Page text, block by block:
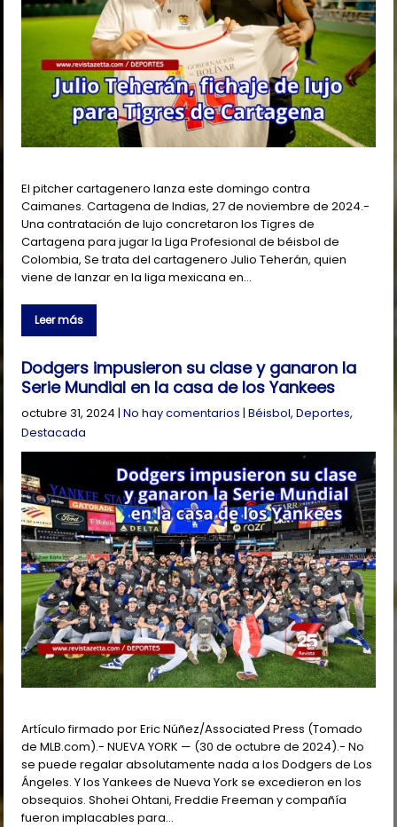
El pitcher cartagenero lanza este domingo contra
Caimanes. Cartagena de Indias, 27 de noviembre de 2024.-
Una contratación de lujo concretaron los Tigres de
Cartagena para jugar la Liga Profesional de béisbol de
Colombia, Se trata del cartagenero Julio Teherán, quien
viene de lanzar en la liga mexicana en…
Leer más
Dodgers impusieron su clase y ganaron la
Serie Mundial en la casa de los Yankees
octubre 31, 2024 |No hay comentarios |Béisbol,Deportes,
Destacada
Artículo firmado por Eric Núñez/Associated Press (Tomado
de MLB.com).- NUEVA YORK — (30 de octubre de 2024).- No
se puede regalar absolutamente nada a los Dodgers de Los
Ángeles. Y los Yankees de Nueva York se excedieron en los
obsequios. Shohei Ohtani, Freddie Freeman y compañía
fueron implacables para…